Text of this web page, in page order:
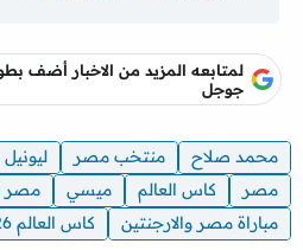
لمتابعه المزيد من الاخبار أضف
جوجل
محمد صلاح منتخب مصر
مصر
كاس العالم ميسي
مصر
مباراة مصر والارجنتين
كاس العالم 2026